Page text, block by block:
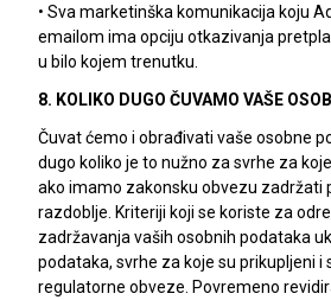
• Sva marketinška komunikacija koju
emailom ima opciju otkazivanja
u bilo kojem trenutku.
8. KOLIKO DUGO ČUVAMO VAŠE
Čuvat ćemo i obrađivati vaše osobne
dugo koliko je to nužno za svrhe za
ako imamo zakonsku obvezu zadržati
razdoblje. Kriteriji koji se koriste za
zadržavanja vaših osobnih podataka
podataka, svrhe za koje su prikupljeni i
regulatorne obveze. Povremeno